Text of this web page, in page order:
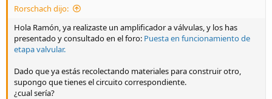
Rorschach dijo:
Hola Ramón, ya realizaste un amplificador a válvulas, y los has
presentado y consultado en el foro: Puesta en funcionamiento de
etapa valvular.
Dado que ya estás recolectando materiales para construir otro,
supongo que tienes el circuito correspondiente.
¿cual sería?